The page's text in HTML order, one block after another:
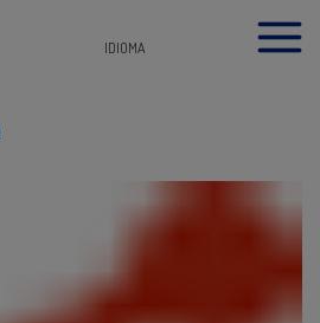
IDIOMA